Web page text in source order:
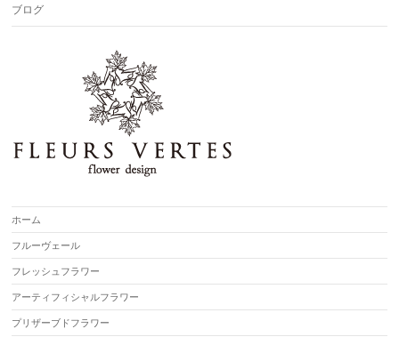
ブログ
ホーム
フルーヴェール
フレッシュフラワー
アーティフィシャルフラワー
プリザーブドフラワー